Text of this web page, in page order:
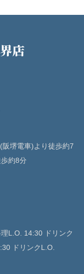
店
堺電車)より徒歩約7
約8分
L.O. 14:30 ドリンク
ドリンクL.O.